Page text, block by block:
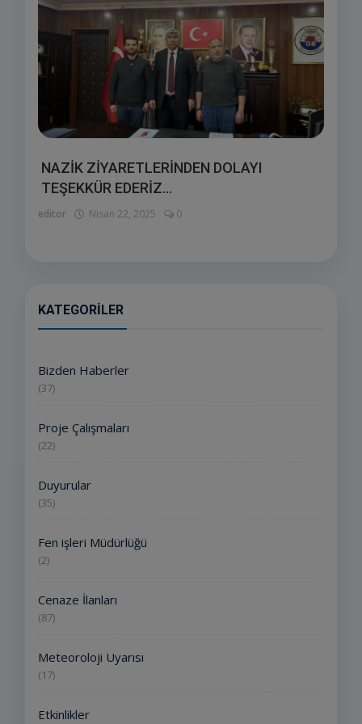
NAZİK ZİYARETLERİNDEN DOLAYI
TEŞEKKÜR EDERİZ...
editor Nisan 22, 2025 0
KATEGORILER
Bizden Haberler
(37)
Proje Çalışmaları
(22)
Duyurular
(35)
Fen işleri Müdürlüğü
(2)
Cenaze İlanları
(87)
Meteoroloji Uyarısı
(17)
Etkinlikler